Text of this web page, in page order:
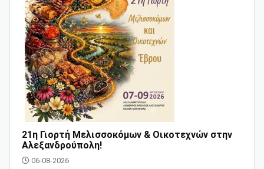
21η Γιορτή Μελισσοκόμων & Οικοτεχνών στην
Αλεξανδρούπολη!
06-08-2026